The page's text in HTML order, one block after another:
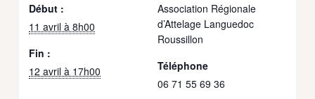
Début :
11 avril à 8h00
Fin :
12 avril à 17h00
Association Régionale
d’Attelage Languedoc
Roussillon
Téléphone
06 71 55 69 36